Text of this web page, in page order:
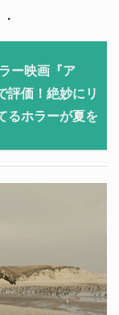
ー映画『ア
評価！絶妙にリ
るホラーが夏を